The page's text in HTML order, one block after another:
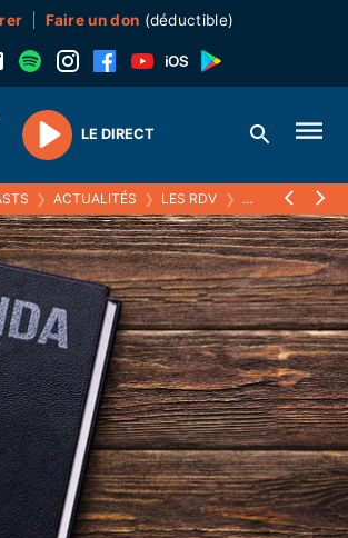
Faire un don (déductible)
Play
LE DIRECT
❯ ACTUALITÉS ❯ LES RDV ❯ 30 MAI 2022